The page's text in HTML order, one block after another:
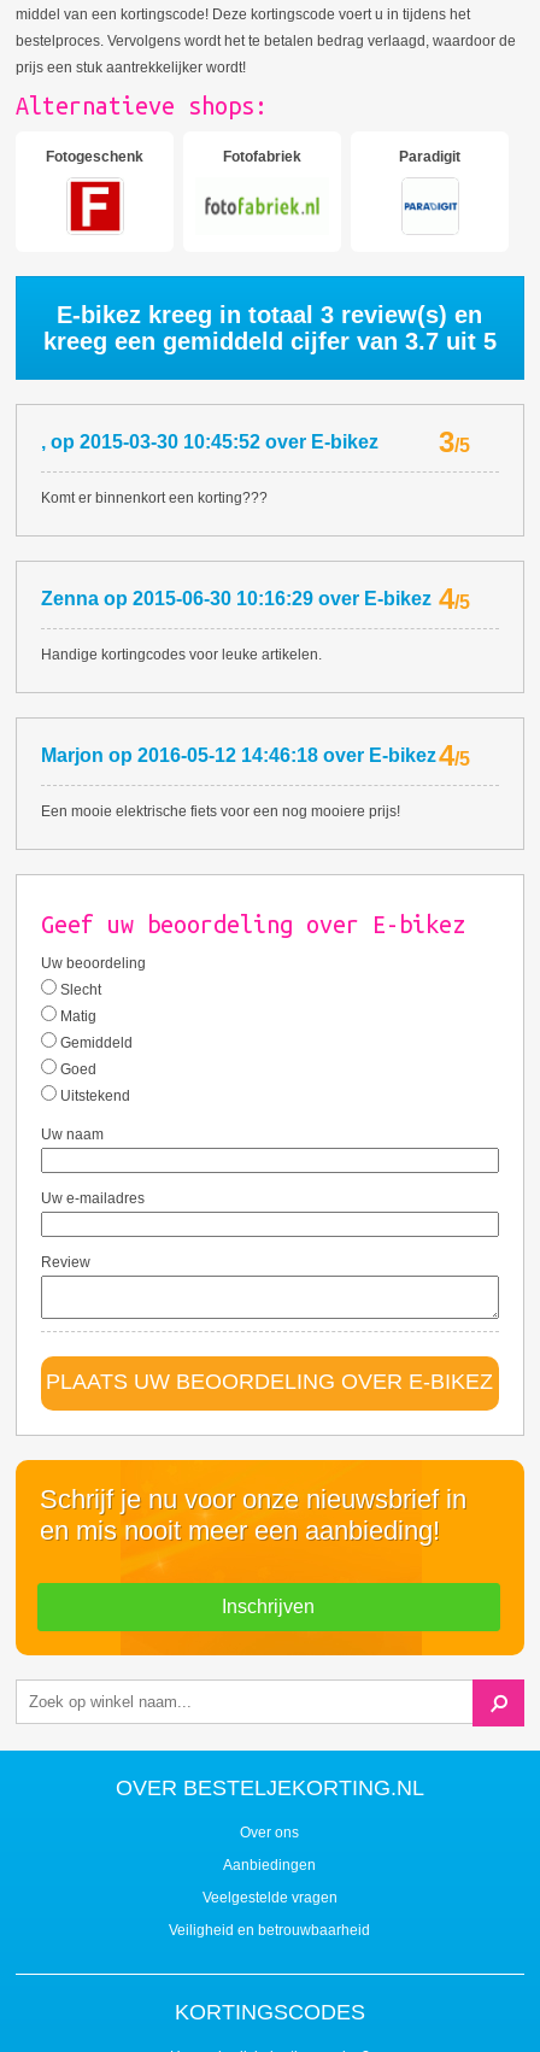
middel van een kortingscode! Deze kortingscode voert u in tijdens het
bestelproces. Vervolgens wordt het te betalen bedrag verlaagd, waardoor de
prijs een stuk aantrekkelijker wordt!
Alternatieve shops:
Fotogeschenk Fotofabriek Paradigit
E-bikez kreeg in totaal3 review(s) en
kreeg een gemiddeld cijfer van 3.7 uit 5
, op2015-03-30 10:45:52 over E-bikez 3/5
Komt er binnenkort een korting???
Zenna op2015-06-30 10:16:29 over E-bikez 4/5
Handige kortingcodes voor leuke artikelen.
Marjon op2016-05-12 14:46:18 over E-bikez4/5
Een mooie elektrische fiets voor een nog mooiere prijs!
Geef uw beoordeling over E-bikez
Uw beoordeling
Slecht
Matig
Gemiddeld
Goed
Uitstekend
Uw naam
Uw e-mailadres
Review
PLAATS UW BEOORDELING OVER E-BIKEZ
Schrijf je nu voor onze nieuwsbrief in
en mis nooit meer een aanbieding!
Inschrijven
OVER BESTELJEKORTING.NL
Over ons
Aanbiedingen
Veelgestelde vragen
Veiligheid en betrouwbaarheid
KORTINGSCODES